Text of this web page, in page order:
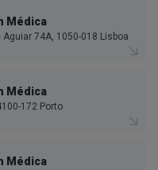
Médica
74A, 1050-018 Lisboa
Médica
172 Porto
Médica